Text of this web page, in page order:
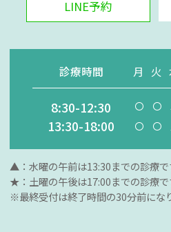
LINE予約
診療時間 月 火
8:30-12:30 〇 〇
13:30-18:00 〇 〇
▲：水曜の午前は13:30までの診療で
★：土曜の午後は17:00までの診療で
※最終受付は終了時間の30分前にな